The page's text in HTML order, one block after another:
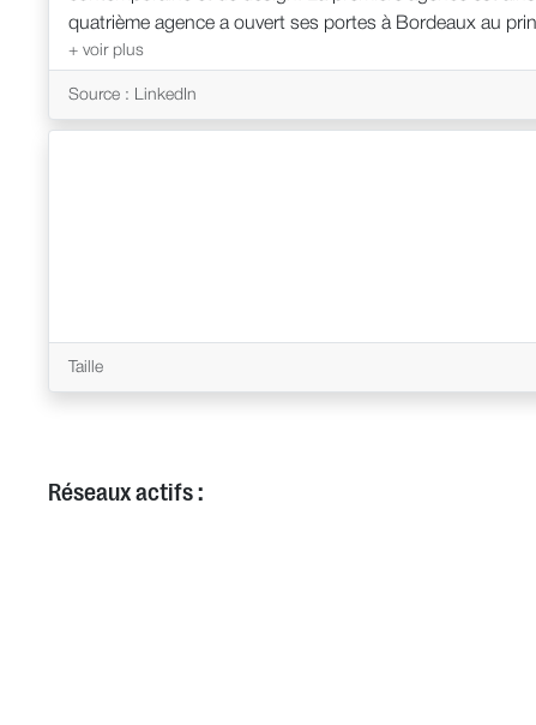
quatrième agence a ouvert ses portes à Bordeaux au
Atypiques verront le jour au cours de l'année 2015. UN
Source : LinkedIn
Taille
Réseaux actifs :